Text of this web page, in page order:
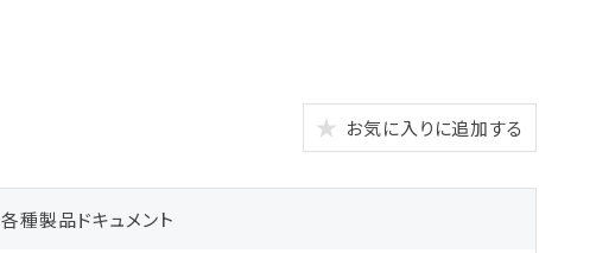
お気に入りに追加する
各種製品ドキュメント